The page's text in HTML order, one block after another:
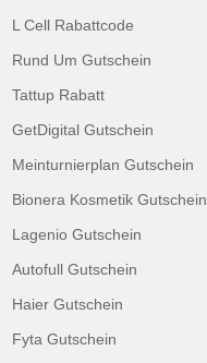
L Cell Rabattcode
Rund Um Gutschein
Tattup Rabatt
GetDigital Gutschein
Meinturnierplan Gutschein
Bionera Kosmetik Gutschein
Lagenio Gutschein
Autofull Gutschein
Haier Gutschein
Fyta Gutschein